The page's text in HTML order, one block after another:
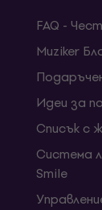
FAQ -
Muziker
Идеи за
Списък с
Система
Smile